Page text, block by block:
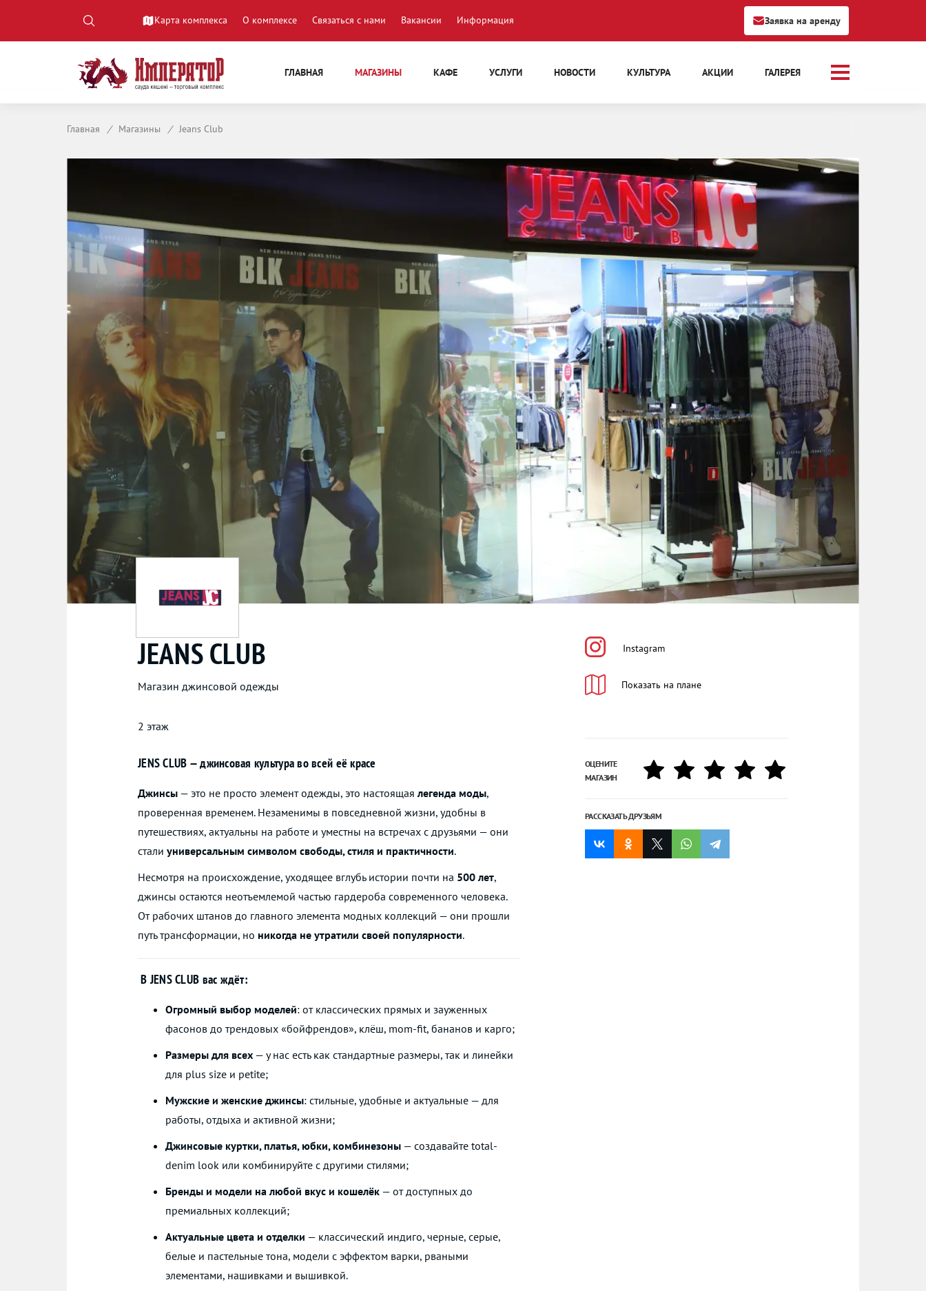
Карта комплекса О комплексе Связаться с нами Вакансии Информация Заявка на аренду
ГЛАВНАЯ МАГАЗИНЫ КАФЕ УСЛУГИ НОВОСТИ КУЛЬТУРА АКЦИИ ГАЛЕРЕЯ
Главная / Магазины / Jeans Club
Instagram
Показать на плане
ОЦЕНИТЕ
МАГАЗИН
РАССКАЗАТЬ ДРУЗЬЯМ
JEANS CLUB
Магазин джинсовой одежды
2 этаж
JENS CLUB — джинсовая культура во всей её красе
Джинсы — это не просто элемент одежды, это настоящаялегенда моды,
проверенная временем. Незаменимы в повседневной жизни, удобны в
путешествиях, актуальны на работе и уместны на встречах с друзьями — они
стали универсальным символом свободы, стиля и практичности.
Несмотря на происхождение, уходящее вглубь истории почти на 500 лет,
джинсы остаются неотъемлемой частью гардероба современного человека.
От рабочих штанов до главного элемента модных коллекций — они прошли
путь трансформации, но никогда не утратили своей популярности.
В JENS CLUB вас ждёт:
Огромный выбор моделей: от классических прямых и зауженных
фасонов до трендовых «бойфрендов», клёш, mom-fit, бананов и карго;
Размеры для всех — у нас есть как стандартные размеры, так и линейки
для plus size и petite;
Мужские и женские джинсы: стильные, удобные и актуальные — для
работы, отдыха и активной жизни;
Джинсовые куртки, платья, юбки, комбинезоны — создавайте total-
denim look или комбинируйте с другими стилями;
Бренды и модели на любой вкус и кошелёк — от доступных до
премиальных коллекций;
Актуальные цвета и отделки — классический индиго, черные, серые,
белые и пастельные тона, модели с эффектом варки, рваными
элементами, нашивками и вышивкой.